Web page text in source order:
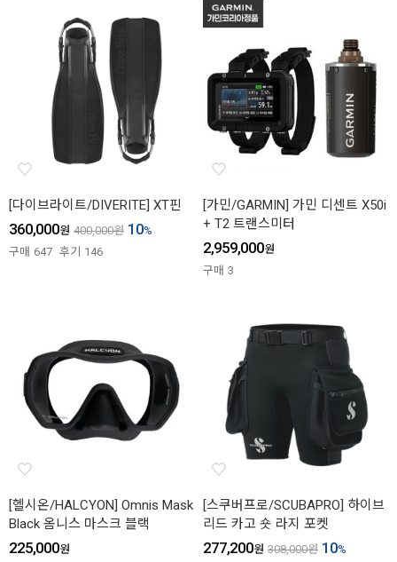
[다이브라이트/DIVERITE] XT핀
360,000원 400,000원 10%
구매 647 후기 146
[가민/GARMIN] 가민 디센트 X50i
+ T2 트랜스미터
2,959,000원
구매 3
[헬시온/HALCYON] Omnis Mask
Black 옴니스 마스크 블랙
225,000원
[스쿠버프로/SCUBAPRO] 하이브
리드 카고 숏 라지 포켓
277,200원 308,000원 10%